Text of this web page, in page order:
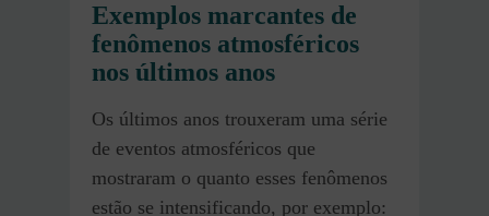
Exemplos marcantes de
fenômenos atmosféricos
nos últimos anos
Os últimos anos trouxeram uma série
de eventos atmosféricos que
mostraram o quanto esses fenômenos
estão se intensificando, por exemplo: